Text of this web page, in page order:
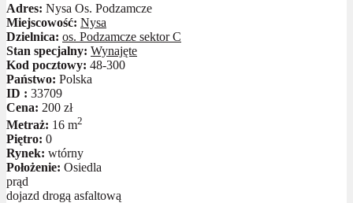
Adres: Nysa Os. Podzamcze
Miejscowość: Nysa
Dzielnica: os. Podzamcze sektor C
Stan specjalny: Wynajęte
Kod pocztowy: 48-300
Państwo: Polska
ID : 33709
Cena: 200 zł
Metraż: 16 m2
Piętro: 0
Rynek: wtórny
Położenie: Osiedla
prąd
dojazd drogą asfaltową